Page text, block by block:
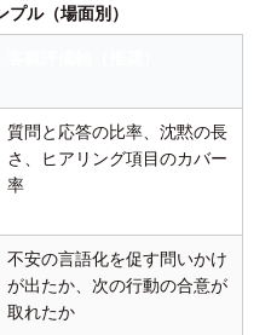
ル（場面別）
質問と応答の比率、沈黙の長
さ、ヒアリング項目のカバー
率
不安の言語化を促す問いかけ
が出たか、次の行動の合意が
取れたか